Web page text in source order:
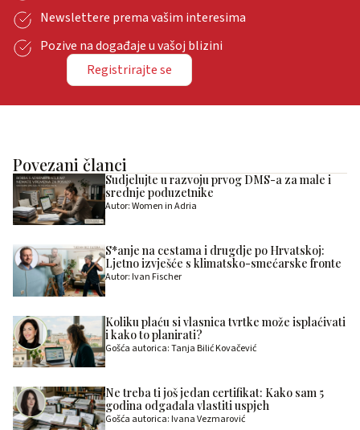
Newslettere prema vašim interesima
Pozive na događaje u vašoj blizini
Registrirajte se
Povezani članci
Sudjelujte u razvoju prvog DMS-a za male i
srednje poduzetnike
Autor: Women in Adria
S*anje na cestama i drugdje po Hrvatskoj:
Ljetno izvješće s klimatsko-smećarske fronte
Autor: Ivan Fischer
Koliku plaću si vlasnica tvrtke može isplaćivati
i kako to planirati?
Gošća autorica: Tanja Bilić Kovačević
Ne treba ti još jedan certifikat: Kako sam 5
godina odgađala vlastiti uspjeh
Gošća autorica: Ivana Vezmarović